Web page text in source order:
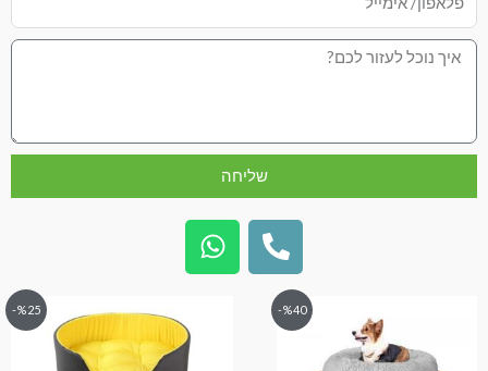
שליחה
%40-
%25-